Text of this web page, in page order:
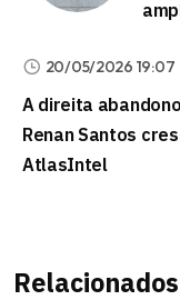
20/05/2026 19:07
A direita
Renan Santos
AtlasIntel
Relacionados